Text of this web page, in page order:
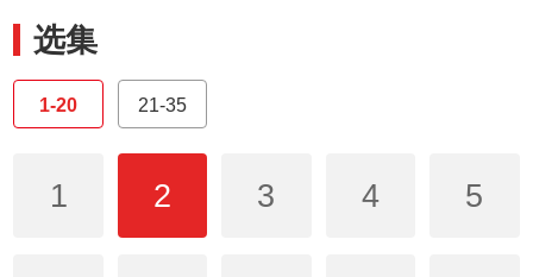
选集
1-20 21-35
1 2 3 4 5